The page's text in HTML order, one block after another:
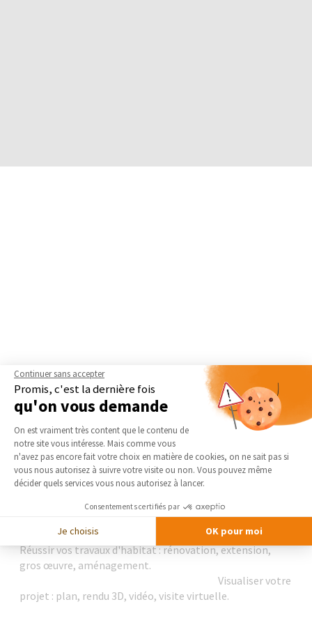
Réussir vos travaux d'habitat : rénovation, extension,
gros œuvre, aménagement.
Visualiser votre
projet : plan, rendu 3D, vidéo, visite virtuelle.
Continuer sans accepter
Promis, c'est la dernière fois
qu'on vous demande
Plateforme de Gestion du
On est vraiment très content que le contenu de
notre site vous intéresse. Mais comme vous
n'avez pas encore fait votre choix en matière de cookies, on ne sait pas si
vous nous autorisez à suivre votre visite ou non. Vous pouvez même
décider quels services vous nous autorisez à lancer.
Consentements certifiés par
Je choisis OK pour moi
Axeptio consent